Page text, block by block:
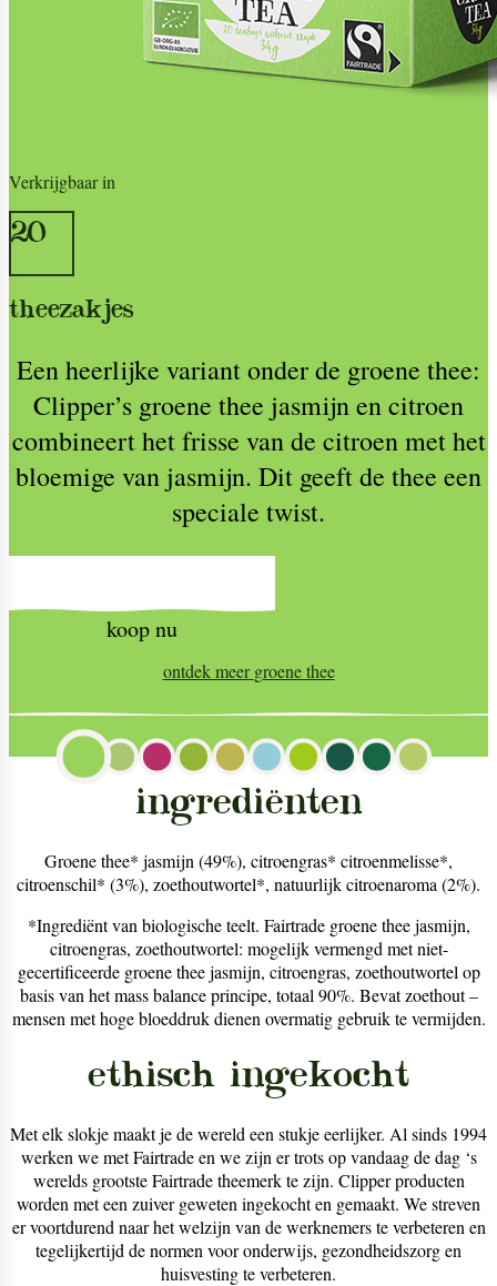
Verkrijgbaar in
20
theezakjes
Een heerlijke variant onder de groene thee:
Clipper’s groene thee jasmijn en citroen
combineert het frisse van de citroen met het
bloemige van jasmijn. Dit geeft de thee een
speciale twist.
koop nu
ontdek meergroene thee
ingrediënten
Groene thee* jasmijn (49%), citroengras* citroenmelisse*,
citroenschil* (3%), zoethoutwortel*, natuurlijk citroenaroma (2%).
*Ingrediënt van biologische teelt. Fairtrade groene thee jasmijn,
citroengras, zoethoutwortel: mogelijk vermengd met niet-
gecertificeerde groene thee jasmijn, citroengras, zoethoutwortel op
basis van het mass balance principe, totaal 90%. Bevat zoethout –
mensen met hoge bloeddruk dienen overmatig gebruik te vermijden.
ethisch ingekocht
Met elk slokje maakt je de wereld een stukje eerlijker. Al sinds 1994
werken we met Fairtrade en we zijn er trots op vandaag de dag ‘s
werelds grootste Fairtrade theemerk te zijn. Clipper producten
worden met een zuiver geweten ingekocht en gemaakt. We streven
er voortdurend naar het welzijn van de werknemers te verbeteren en
tegelijkertijd de normen voor onderwijs, gezondheidszorg en
huisvesting te verbeteren.